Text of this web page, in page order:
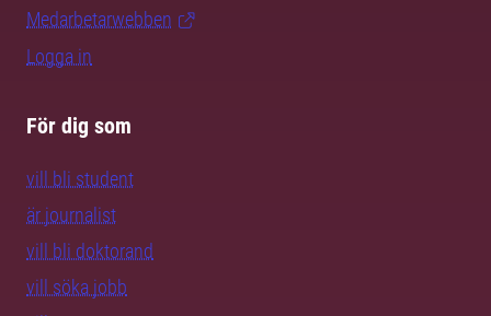
Medarbetarwebben
Logga in
För dig som
vill bli student
är journalist
vill bli doktorand
vill söka jobb